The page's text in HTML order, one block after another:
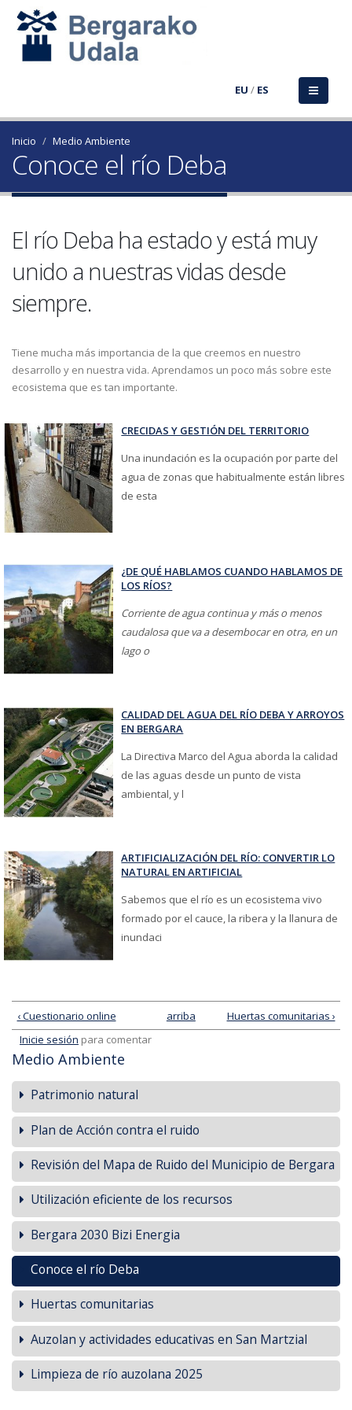
EU / ES
Inicio Medio Ambiente
Conoce el río Deba
El río Deba ha estado y está muy
unido a nuestras vidas desde
siempre.
Tiene mucha más importancia de la que creemos en nuestro
desarrollo y en nuestra vida. Aprendamos un poco más sobre este
ecosistema que es tan importante.
CRECIDAS Y GESTIÓN DEL TERRITORIO
Una inundación es la ocupación por parte del
agua de zonas que habitualmente están libres
de esta
¿DE QUÉ HABLAMOS CUANDO HABLAMOS DE
LOS RÍOS?
Corriente de agua continua y más o menos
caudalosa que va a desembocar en otra, en un
lago o
CALIDAD DEL AGUA DEL RÍO DEBA Y ARROYOS
EN BERGARA
La Directiva Marco del Agua aborda la calidad
de las aguas desde un punto de vista
ambiental, y l
ARTIFICIALIZACIÓN DEL RÍO: CONVERTIR LO
NATURAL EN ARTIFICIAL
Sabemos que el río es un ecosistema vivo
formado por el cauce, la ribera y la llanura de
inundaci
‹ Cuestionario online arriba
Huertas comunitarias ›
Inicie sesión para comentar
Medio Ambiente
Patrimonio natural
Plan de Acción contra el ruido
Revisión del Mapa de Ruido del Municipio de Bergara
Utilización eficiente de los recursos
Bergara 2030 Bizi Energia
Conoce el río Deba
Huertas comunitarias
Auzolan y actividades educativas en San Martzial
Limpieza de río auzolana 2025